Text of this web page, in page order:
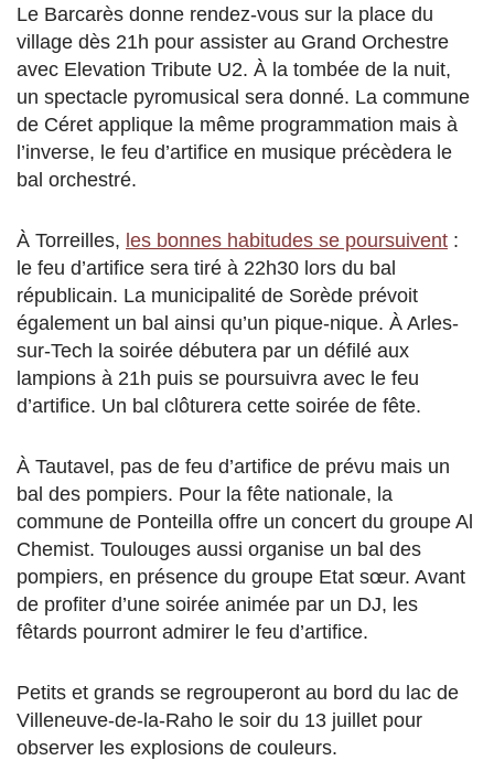
Le Barcarès donne rendez-vous sur la place du
village dès 21h pour assister au Grand Orchestre
avec Elevation Tribute U2. À la tombée de la nuit,
un spectacle pyromusical sera donné. La commune
de Céret applique la même programmation mais à
l’inverse, le feu d’artifice en musique précèdera le
bal orchestré.
À Torreilles, les bonnes habitudes se poursuivent :
le feu d’artifice sera tiré à 22h30 lors du bal
républicain. La municipalité de Sorède prévoit
également un bal ainsi qu’un pique-nique. À Arles-
sur-Tech la soirée débutera par un défilé aux
lampions à 21h puis se poursuivra avec le feu
d’artifice. Un bal clôturera cette soirée de fête.
À Tautavel, pas de feu d’artifice de prévu mais un
bal des pompiers. Pour la fête nationale, la
commune de Ponteilla offre un concert du groupe Al
Chemist. Toulouges aussi organise un bal des
pompiers, en présence du groupe Etat sœur. Avant
de profiter d’une soirée animée par un DJ, les
fêtards pourront admirer le feu d’artifice.
Petits et grands se regrouperont au bord du lac de
Villeneuve-de-la-Raho le soir du 13 juillet pour
observer les explosions de couleurs.